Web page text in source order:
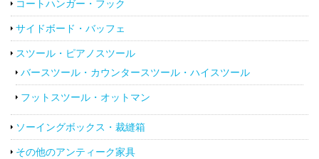
コートハンガー・フック
サイドボード・バッフェ
スツール・ピアノスツール
バースツール・カウンタースツール・ハイスツール
フットスツール・オットマン
ソーイングボックス・裁縫箱
その他のアンティーク家具